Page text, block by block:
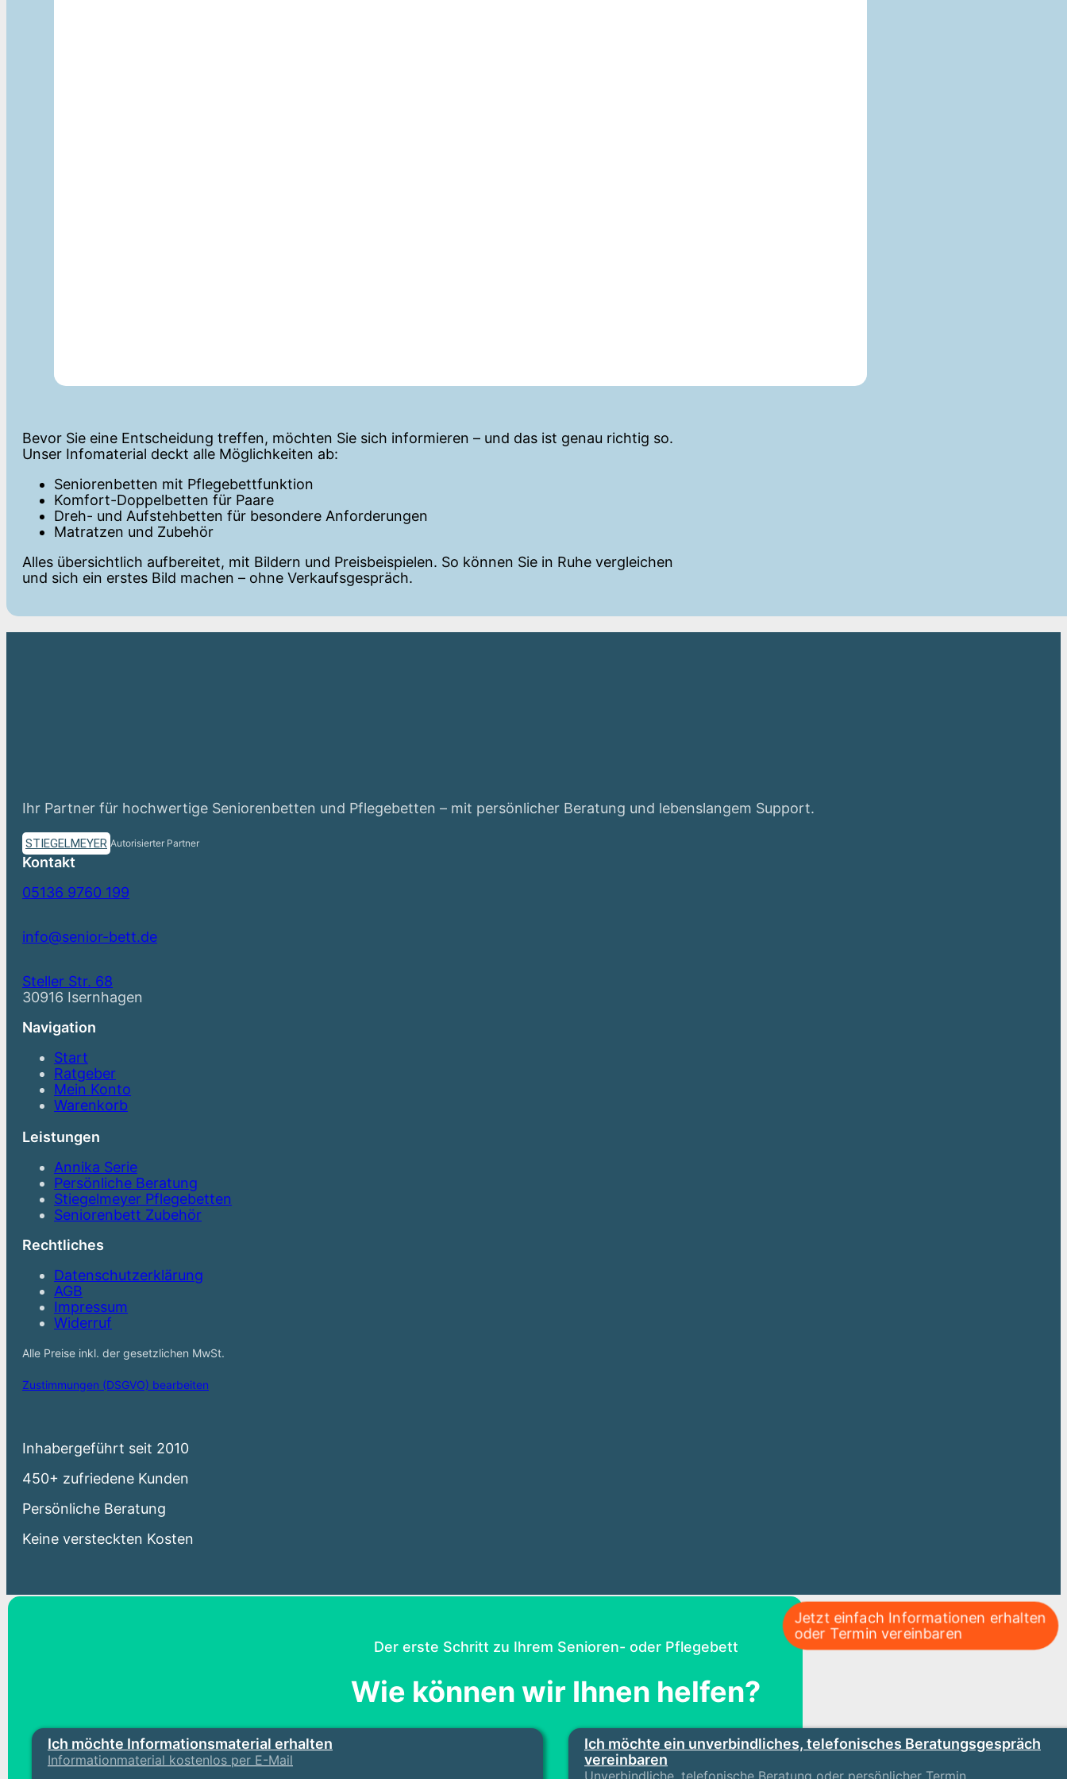
Bevor Sie eine Entscheidung treffen, möchten Sie sich informieren – und das ist genau richtig so.
Unser Infomaterial deckt alle Möglichkeiten ab:
Seniorenbetten mit Pflegebettfunktion
Komfort-Doppelbetten für Paare
Dreh- und Aufstehbetten für besondere Anforderungen
Matratzen und Zubehör
Alles übersichtlich aufbereitet, mit Bildern und Preisbeispielen. So können Sie in Ruhe vergleichen
und sich ein erstes Bild machen – ohne Verkaufsgespräch.
Ihr Partner für hochwertige Seniorenbetten und Pflegebetten – mit persönlicher Beratung und lebenslangem Support.
STIEGELMEYER Autorisierter Partner
Kontakt
05136 9760 199
info@senior-bett.de
Steller Str. 68
30916 Isernhagen
Navigation
Start
Ratgeber
Mein Konto
Warenkorb
Leistungen
Annika Serie
Persönliche Beratung
Stiegelmeyer Pflegebetten
Seniorenbett Zubehör
Rechtliches
Datenschutzerklärung
AGB
Impressum
Widerruf
Alle Preise inkl. der gesetzlichen MwSt.
Zustimmungen (DSGVO) bearbeiten
Inhabergeführt seit 2010
450+ zufriedene Kunden
Persönliche Beratung
Keine versteckten Kosten
Jetzt einfach Informationen erhalten
oder Termin vereinbaren
Der erste Schritt zu Ihrem Senioren- oder Pflegebett
Wie können wir Ihnen helfen?
Ich möchte Informationsmaterial erhalten
Informationmaterial kostenlos per E-Mail
Ich möchte ein unverbindliches, telefonisches Beratungsgespräch
vereinbaren
Unverbindliche, telefonische Beratung oder persönlicher Termin